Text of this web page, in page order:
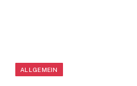
ALLGEMEIN